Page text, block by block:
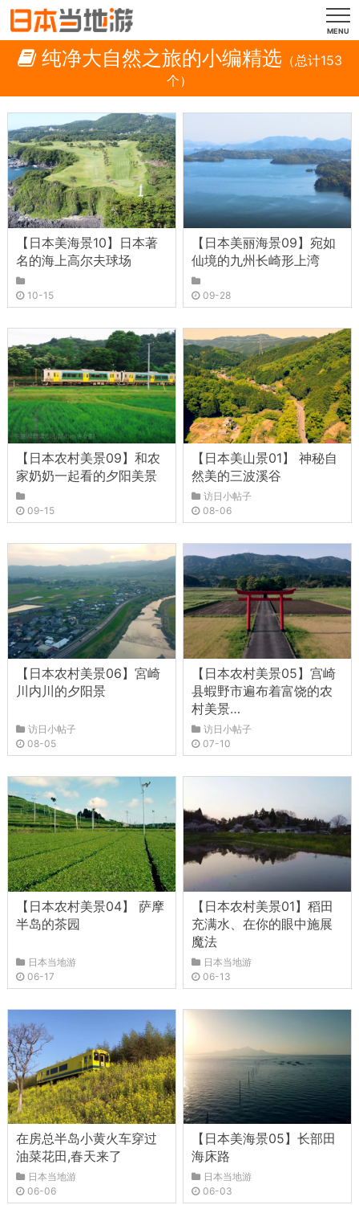
MENU
纯净大自然之旅的小编精选（总计153
个）
【日本美海景10】日本著
名的海上高尔夫球场
10-15
【日本美丽海景09】宛如
仙境的九州长崎形上湾
09-28
【日本农村美景09】和农
家奶奶一起看的夕阳美景
09-15
【日本美山景01】 神秘自
然美的三波溪谷
访日小帖子
08-06
【日本农村美景06】宮崎
川内川的夕阳景
访日小帖子
08-05
【日本农村美景05】宫崎
县蝦野市遍布着富饶的农
村美景…
访日小帖子
07-10
【日本农村美景04】 萨摩
半岛的茶园
日本当地游
06-17
【日本农村美景01】稻田
充满水、在你的眼中施展
魔法
日本当地游
06-13
在房总半岛小黄火车穿过
油菜花田,春天来了
日本当地游
06-06
【日本美海景05】长部田
海床路
日本当地游
06-03